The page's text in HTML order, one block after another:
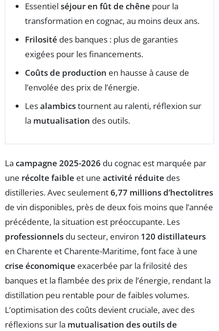
Essentiel séjour en fût de chêne pour la
transformation en cognac, au moins deux ans.
Frilosité des banques : plus de garanties
exigées pour les financements.
Coûts de production en hausse à cause de
l’envolée des prix de l’énergie.
Lesalambicstournent au ralenti, réflexion sur
la mutualisation des outils.
La campagne 2025-2026 du cognac est marquée par
une récolte faible et une activité réduite des
distilleries. Avec seulement6,77 millions d’hectolitres
de vin disponibles, près de deux fois moins que l’année
précédente, la situation est préoccupante. Les
professionnels du secteur, environ 120 distillateurs
en Charente et Charente-Maritime, font face à une
crise économique exacerbée par la frilosité des
banques et la flambée des prix de l’énergie, rendant la
distillation peu rentable pour de faibles volumes.
L’optimisation des coûts devient cruciale, avec des
réflexions sur la mutualisation des outils de